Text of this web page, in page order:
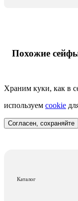
Каталог
Похожие
Храним куки, как в
используем cookie
Согласен, сохраняйте